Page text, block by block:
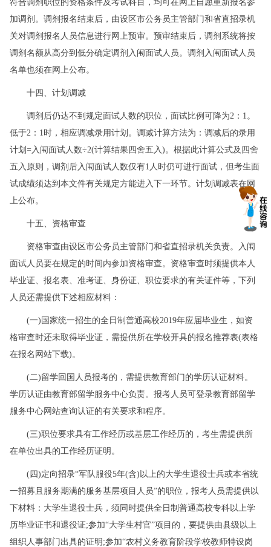
符合调剂职位的资格条件及考试科目，均可在网上自愿重新报名参
加调剂。调剂报名结束后，由设区市公务员主管部门和省直招录机
关对调剂报名人员信息进行网上预审。预审结束后，调剂系统将按
调剂名额从高分到低分确定调剂入闱面试人员。调剂入闱面试人员
名单也须在网上公布。
十四、计划调减
调剂后仍达不到规定面试人数的职位，面试比例可降为2：1。
低于2：1时，相应调减录用计划。调减计算方法为：调减后的录用
计划=入闱面试人数÷2(计算结果四舍五入)。根据此计算公式及四舍
五入原则，调剂后入闱面试人数仅有1人时仍可进行面试，但考生面
试成绩须达到本文件有关规定方能进入下一环节。计划调减表在网
上公布。
十五、资格审查
资格审查由设区市公务员主管部门和省直招录机关负责。入闱
面试人员要在规定的时间内参加资格审查。资格审查时须提供本人
毕业证、报名表、准考证、身份证、职位要求的有关证件等，下列
人员还需提供下述相应材料：
(一)国家统一招生的全日制普通高校2019年应届毕业生，如资
格审查时还未取得毕业证，需提供所在学校开具的报名推荐表(表格
在报名网站下载)。
(二)留学回国人员报考的，需提供教育部门的学历认证材料。
学历认证由教育部留学服务中心负责。报考人员可登录教育部留学
服务中心网站查询认证的有关要求和程序。
(三)职位要求具有工作经历或基层工作经历的，考生需提供所
在单位出具的工作经历证明。
(四)定向招录“军队服役5年(含)以上的大学生退役士兵或本省统
一招募且服务期满的服务基层项目人员”的职位，报考人员需提供以
下材料：大学生退役士兵，须同时提供全日制普通高校专科以上学
历毕业证书和退役证;参加“大学生村官”项目的，要提供由县级以上
组织人事部门出具的证明;参加“农村义务教育阶段学校教师特设岗